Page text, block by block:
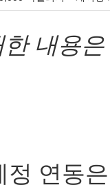
내용은
정 연동